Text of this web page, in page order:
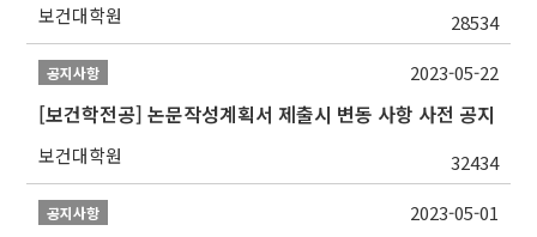
보건대학원 28534
공지사항
[보건학전공] 논문작성계획서 제출시 변동 사항 사전 공지
보건대학원 32434
2023-05-22
공지사항 2023-05-01